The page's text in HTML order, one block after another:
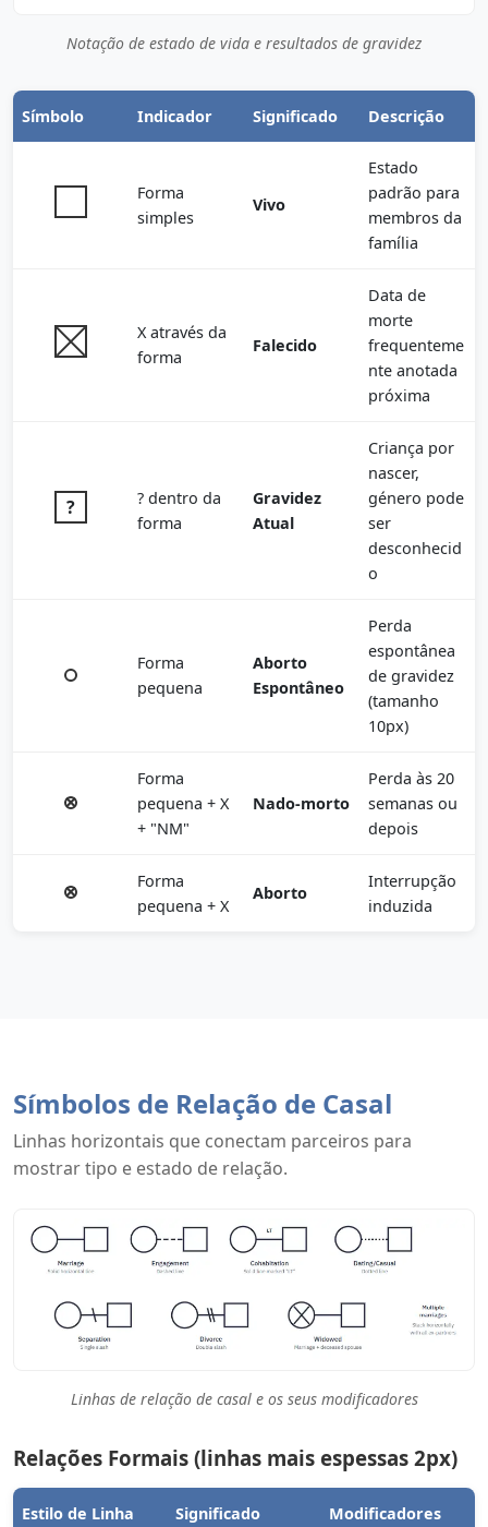
Notação de estado de vida e resultados de gravidez
Símbolo Indicador Significado Descrição
Forma
simples
Vivo
Estado
padrão para
membros da
família
X através da
forma
Falecido
Data de
morte
frequenteme
nte anotada
próxima
? dentro da
forma
Gravidez
Atual
Criança por
nascer,
género pode
ser
desconhecid
o
Forma
pequena
Aborto
Espontâneo
Perda
espontânea
de gravidez
(tamanho
10px)
Forma
pequena + X
+ "NM"
Nado-morto
Perda às 20
semanas ou
depois
Forma
pequena + X
Aborto
Interrupção
induzida
Símbolos de Relação de Casal
Linhas horizontais que conectam parceiros para
mostrar tipo e estado de relação.
Linhas de relação de casal e os seus modificadores
Relações Formais (linhas mais espessas 2px)
Estilo de Linha Significado Modificadores